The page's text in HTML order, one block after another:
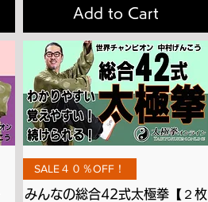
Add to Cart
Quick View
SALE４０％OFF！
みんなの総合42式太極拳【２枚